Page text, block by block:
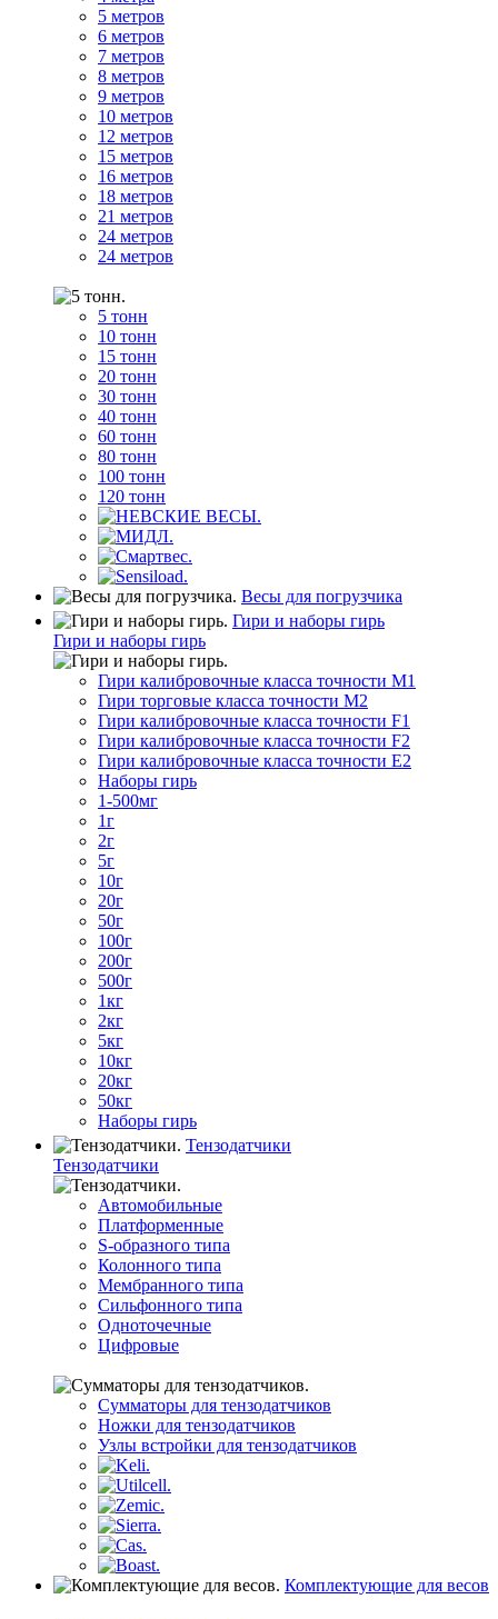
5 метров
6 метров
7 метров
8 метров
9 метров
10 метров
12 метров
15 метров
16 метров
18 метров
21 метров
24 метров
24 метров
5 тонн
10 тонн
15 тонн
20 тонн
30 тонн
40 тонн
60 тонн
80 тонн
100 тонн
120 тонн
Весы для погрузчика
Гири и наборы гирь
Гири и наборы гирь
Гири калибровочные класса точности M1
Гири торговые класса точности M2
Гири калибровочные класса точности F1
Гири калибровочные класса точности F2
Гири калибровочные класса точности E2
Наборы гирь
1-500мг
1г
2г
5г
10г
20г
50г
100г
200г
500г
1кг
2кг
5кг
10кг
20кг
50кг
Наборы гирь
Тензодатчики
Тензодатчики
Автомобильные
Платформенные
S-образного типа
Колонного типа
Мембранного типа
Сильфонного типа
Одноточечные
Цифровые
Сумматоры для тензодатчиков
Ножки для тензодатчиков
Узлы встройки для тензодатчиков
Комплектующие для весов